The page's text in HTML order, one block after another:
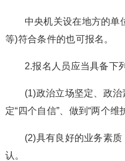
中央机关设在地方的单
等)符合条件的也可报名。
2.报名人员应当具备下列
(1)政治立场坚定、政治
定“四个自信”、做到“两个维
(2)具有良好的业务素质
认。